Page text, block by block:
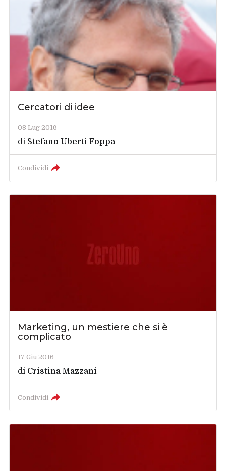
Cercatori di idee
08 Lug 2016
di Stefano Uberti Foppa
Condividi
Marketing, un mestiere che si è
complicato
17 Giu 2016
di Cristina Mazzani
Condividi